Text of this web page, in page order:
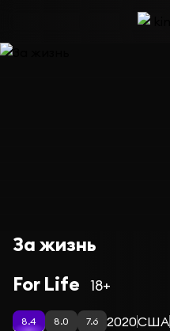
За жизнь
For Life
18+
8.4 8.0 7.6 2020США